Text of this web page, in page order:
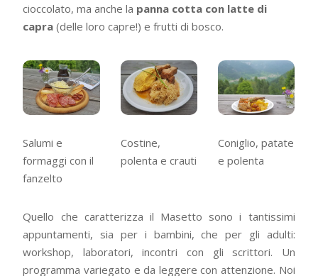
cioccolato, ma anche la panna cotta con latte di
capra (delle loro capre!) e frutti di bosco.
Salumi e
formaggi con il
fanzelto
Costine,
polenta e crauti
Coniglio, patate
e polenta
Quello che caratterizza il Masetto sono i tantissimi
appuntamenti, sia per i bambini, che per gli adulti:
workshop, laboratori, incontri con gli scrittori. Un
programma variegato e da leggere con attenzione. Noi